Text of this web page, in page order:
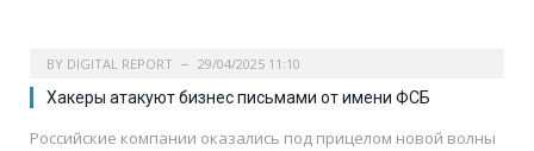
BY DIGITAL REPORT 29/04/2025 11:10
Хакеры атакуют бизнес письмами от имени ФСБ
Российские компании оказались под прицелом новой волны